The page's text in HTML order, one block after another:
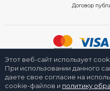
Договор
2008-2026 © Интернет-магазин
освещения для дома и
Этот веб-сайт использует
При использовании данного
даете свое согласие на
cookie-файлов и политику